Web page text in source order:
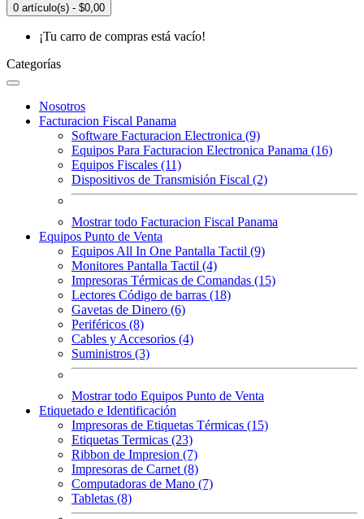
0 artículo(s) - $0,00
¡Tu carro de compras está vacío!
Categorías
Nosotros
Facturacion Fiscal Panama
Software Facturacion Electronica (9)
Equipos Para Facturacion Electronica Panama (16)
Equipos Fiscales (11)
Dispositivos de Transmisión Fiscal (2)
Mostrar todo Facturacion Fiscal Panama
Equipos Punto de Venta
Equipos All In One Pantalla Tactil (9)
Monitores Pantalla Tactil (4)
Impresoras Térmicas de Comandas (15)
Lectores Código de barras (18)
Gavetas de Dinero (6)
Periféricos (8)
Cables y Accesorios (4)
Suministros (3)
Mostrar todo Equipos Punto de Venta
Etiquetado e Identificación
Impresoras de Etiquetas Térmicas (15)
Etiquetas Termicas (23)
Ribbon de Impresion (7)
Impresoras de Carnet (8)
Computadoras de Mano (7)
Tabletas (8)